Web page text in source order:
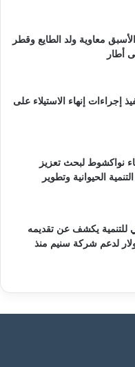
معاوية ولد الطايع وقطر
أطار
إجراءات إنهاء الاستيلاء على
نواكشوط لبحث تعزيز
الحيوانية وتطوير
للتنمية يكشف عن تقديمه
لدعم شركة سنيم منذ